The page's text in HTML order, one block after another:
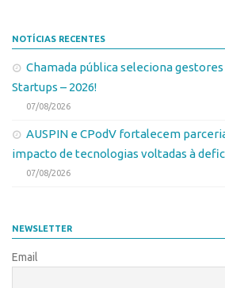
VPI – Vocação para Inovação
Patrimônio Genético
Leis e Normas
Transferência de Tecnologia
Editais de TT
Chamamento
NOTÍCIAS RECENTES
Chamada pública seleciona
Startups – 2026!
07/08/2026
AUSPIN e CPodV fortalecem
impacto de tecnologias voltadas à
07/08/2026
NEWSLETTER
Email